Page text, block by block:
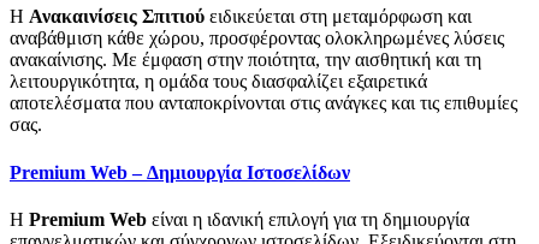
Η Ανακαινίσεις Σπιτιού ειδικεύεται στη μεταμόρφωση και
αναβάθμιση κάθε χώρου, προσφέροντας ολοκληρωμένες λύσεις
ανακαίνισης. Με έμφαση στην ποιότητα, την αισθητική και τη
λειτουργικότητα, η ομάδα τους διασφαλίζει εξαιρετικά
αποτελέσματα που ανταποκρίνονται στις ανάγκες και τις επιθυμίες
σας.
Premium Web – Δημιουργία Ιστοσελίδων
Η Premium Web είναι η ιδανική επιλογή για τη δημιουργία